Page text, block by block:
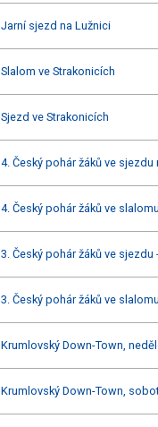
Jarní sjezd na Lužnici
Slalom ve Strakonicích
Sjezd ve Strakonicích
4. Český pohár žáků ve sjezdu
4. Český pohár žáků ve
3. Český pohár žáků ve sjezdu
3. Český pohár žáků ve
Krumlovský Down-Town,
Krumlovský Down-Town,